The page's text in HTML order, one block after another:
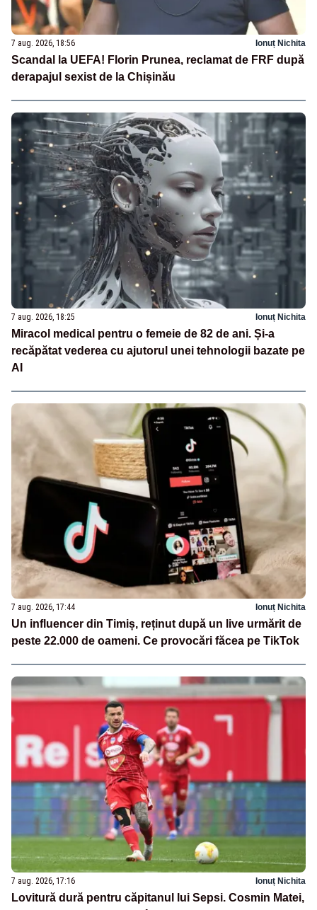
7 aug. 2026, 18:56 Ionuț Nichita
Scandal la UEFA! Florin Prunea, reclamat de FRF după
derapajul sexist de la Chișinău
7 aug. 2026, 18:25 Ionuț Nichita
Miracol medical pentru o femeie de 82 de ani. Și-a
recăpătat vederea cu ajutorul unei tehnologii bazate pe
AI
7 aug. 2026, 17:44 Ionuț Nichita
Un influencer din Timiș, reținut după un live urmărit de
peste 22.000 de oameni. Ce provocări făcea pe TikTok
7 aug. 2026, 17:16 Ionuț Nichita
Lovitură dură pentru căpitanul lui Sepsi. Cosmin Matei,